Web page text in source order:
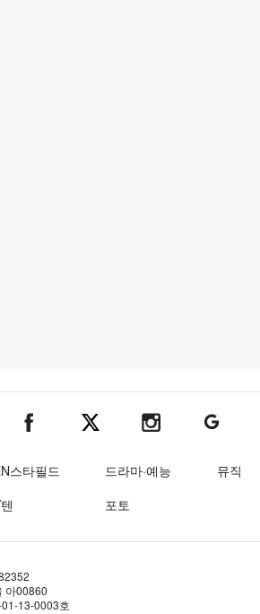
네이버TV
텐아시아 페이스북텐아시아 엑스텐아시아 인스타그램
텐아시아
스타필드 드라마·예능
뮤직
포토
아00860
13-0003호